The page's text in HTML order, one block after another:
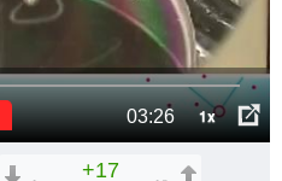
03:26 1x
+17